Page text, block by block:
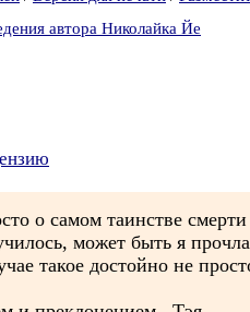
автора Николайка Йе
о самом таинстве
может быть я
такое достойно не